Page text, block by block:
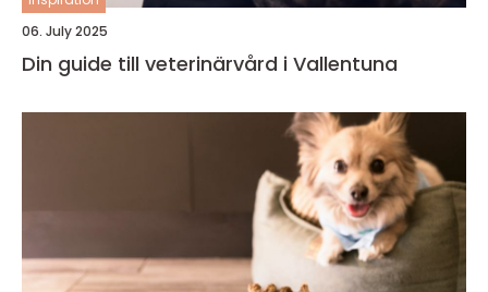
06. July 2025
Din guide till veterinärvård i Vallentuna